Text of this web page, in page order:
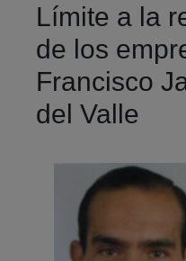
Límite a la
de los
Francisco
del Valle